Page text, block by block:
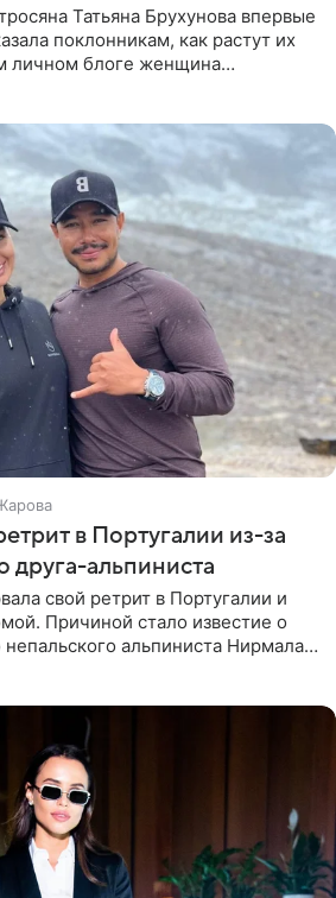
Татьяна Брухунова впервые
поклонникам, как растут их
личном блоге женщина
в Португалии из-за
друга-альпиниста
свой ретрит в Португалии и
Причиной стало известие о
непальского альпиниста Нирмала